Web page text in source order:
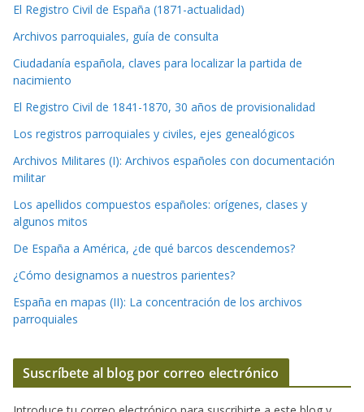
El Registro Civil de España (1871-actualidad)
Archivos parroquiales, guía de consulta
Ciudadanía española, claves para localizar la partida de
nacimiento
El Registro Civil de 1841-1870, 30 años de provisionalidad
Los registros parroquiales y civiles, ejes genealógicos
Archivos Militares (I): Archivos españoles con documentación
militar
Los apellidos compuestos españoles: orígenes, clases y
algunos mitos
De España a América, ¿de qué barcos descendemos?
¿Cómo designamos a nuestros parientes?
España en mapas (II): La concentración de los archivos
parroquiales
Suscríbete al blog por correo electrónico